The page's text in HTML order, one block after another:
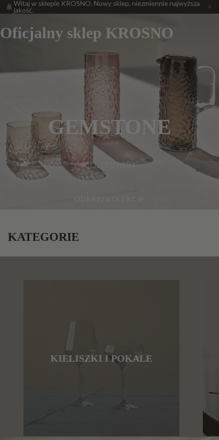
Witaj w sklepie KROSNO. Nowy sklep, niezmiennie najwyższa
jakość.
Oficjalny sklep KROSNO
GEMSTONE
COLLECTION
KATEGORIE
KIELISZKI I POKALE